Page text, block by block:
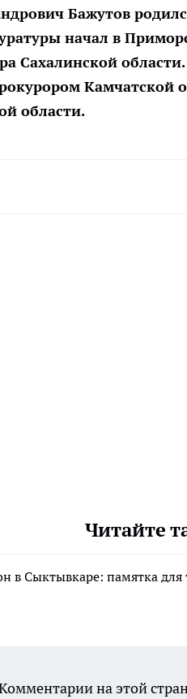
Бажутов
начал в
Сахалинской
Камчатской
области.
Читайте
в Сыктывкаре: памятка для
на этой